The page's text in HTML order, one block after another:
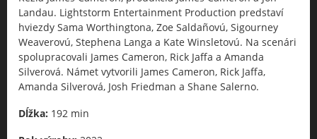
Landau. Lightstorm Entertainment Production predstaví
hviezdy Sama Worthingtona, Zoe Saldañovú, Sigourney
Weaverovú, Stephena Langa a Kate Winsletovú. Na scenári
spolupracovali James Cameron, Rick Jaffa a Amanda
Silverová. Námet vytvorili James Cameron, Rick Jaffa,
Amanda Silverová, Josh Friedman a Shane Salerno.
Dĺžka: 192 min